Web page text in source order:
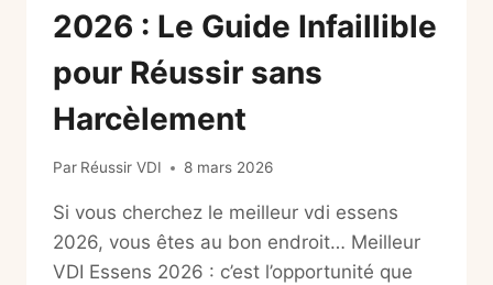
2026 : Le Guide Infaillible
pour Réussir sans
Harcèlement
Par Réussir VDI 8 mars 2026
Si vous cherchez le meilleur vdi essens
2026, vous êtes au bon endroit… Meilleur
VDI Essens 2026 : c’est l’opportunité que